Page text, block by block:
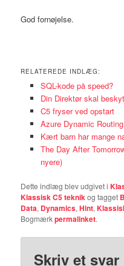
God fornøjelse.
RELATEREDE INDLÆG:
SQL-kode på speed?
Din Direktør skal
C5 fryser ved opstart
Azure Dynamic
Kært barn har mange
The Day After
nyere)
Dette indlæg blev udgivet i
Klassisk C5 teknikog tagget
Data, Dynamics,Hint,
Bogmærkpermalinket.
Skriv et svar